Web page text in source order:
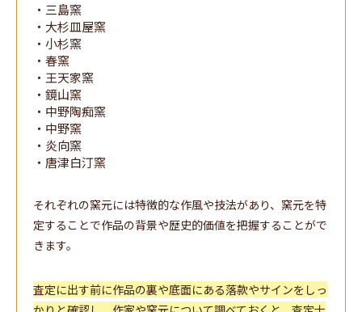
・三島窯
・大杉皿屋窯
・小杉窯
・春窯
・王天家窯
・鏡山窯
・中野陶痴窯
・中野窯
・炎向窯
・唐津白汀窯
それぞれの窯元には特徴的な作風や技法があり、窯元を特
定することで作品の背景や歴史的価値を把握することがで
きます。
査定に出す前に作品の裏や底面にある落款やサインをしっ